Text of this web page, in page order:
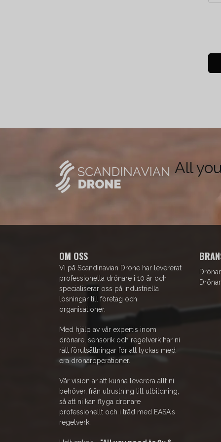
All
OM OSS
Vi på Scandinavian Drone har levererat
professionella drönare i 10 år och
specialiserar oss på industriella
lösningar till företag och
organisationer.
Med hjälp av vår expertis inom
drönare, sensorik och regelverk har ni
rätt förutsättningar för att lyckas med
era drönaroperationer.
Vår vision är att kunna leverera allt ni
behöver, från utrustning till utbildning,
så att ni kan flyga drönare
professionellt och i tråd med EASA's
regelverk.